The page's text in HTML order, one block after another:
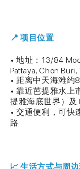
📍 项目位置
• 地址：13/84
Pattaya, Chon
• 距离中天海滩约
• 靠近芭提雅水上
提雅海底世界）及
• 交通便利，可快
路
📈 生活方式与周